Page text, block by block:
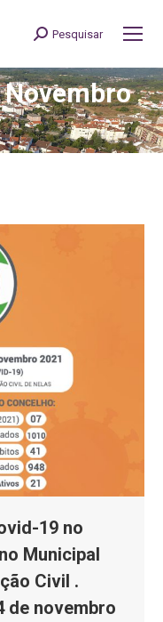
Search:
Pesquisar
19 no
Municipal
Civil .
de novembro